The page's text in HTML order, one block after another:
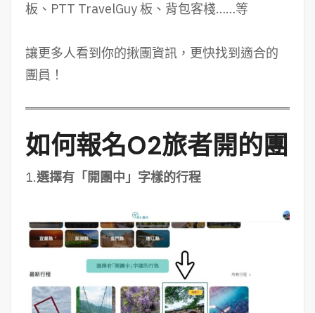
板、PTT TravelGuy 板、背包客棧……等
讓更多人看到你的揪團資訊，更快找到適合的
團員！
如何報名O2旅者開的團
1.選擇有「開團中」字樣的行程